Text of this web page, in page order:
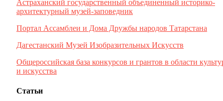
Астраханский государственный объединенный историко-
архитектурный музей-заповедник
Портал Ассамблеи и Дома Дружбы народов Татарстана
Дагестанский Музей Изобразительных Искусств
Общероссийская база конкурсов и грантов в области
и искусства
Статьи